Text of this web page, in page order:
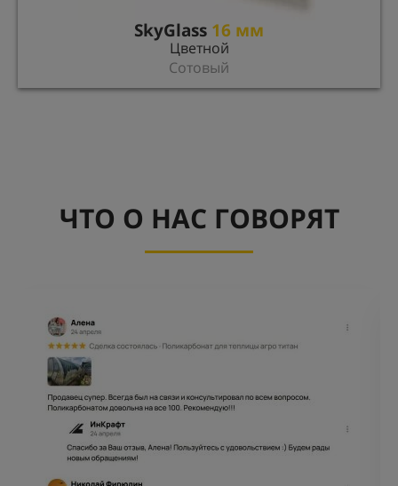
SkyGlass 16 мм
Цветной
Сотовый
ЧТО О НАС ГОВОРЯТ